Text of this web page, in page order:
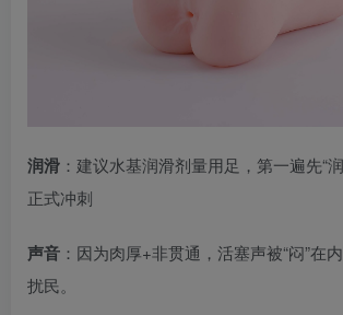
润滑 ：建议水基润滑剂量用足，第一遍先“
正式冲刺
声音 ：因为肉厚+非贯通，活塞声被“闷”在
扰民。